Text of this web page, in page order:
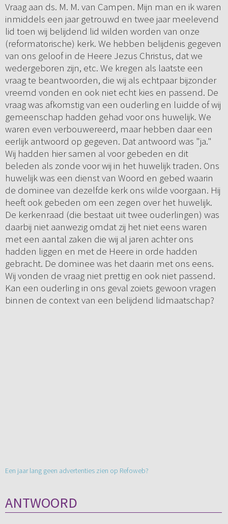
Vraag aan ds. M. M. van Campen. Mijn man en ik waren
inmiddels een jaar getrouwd en twee jaar meelevend
lid toen wij belijdend lid wilden worden van onze
(reformatorische) kerk. We hebben belijdenis gegeven
van ons geloof in de Heere Jezus Christus, dat we
wedergeboren zijn, etc. We kregen als laatste een
vraag te beantwoorden, die wij als echtpaar bijzonder
vreemd vonden en ook niet echt kies en passend. De
vraag was afkomstig van een ouderling en luidde of wij
gemeenschap hadden gehad voor ons huwelijk. We
waren even verbouwereerd, maar hebben daar een
eerlijk antwoord op gegeven. Dat antwoord was "ja."
Wij hadden hier samen al voor gebeden en dit
beleden als zonde voor wij in het huwelijk traden. Ons
huwelijk was een dienst van Woord en gebed waarin
de dominee van dezelfde kerk ons wilde voorgaan. Hij
heeft ook gebeden om een zegen over het huwelijk.
De kerkenraad (die bestaat uit twee ouderlingen) was
daarbij niet aanwezig omdat zij het niet eens waren
met een aantal zaken die wij al jaren achter ons
hadden liggen en met de Heere in orde hadden
gebracht. De dominee was het daarin met ons eens.
Wij vonden de vraag niet prettig en ook niet passend.
Kan een ouderling in ons geval zoiets gewoon vragen
binnen de context van een belijdend lidmaatschap?
Een jaar lang geen advertenties zien op Refoweb?
ANTWOORD